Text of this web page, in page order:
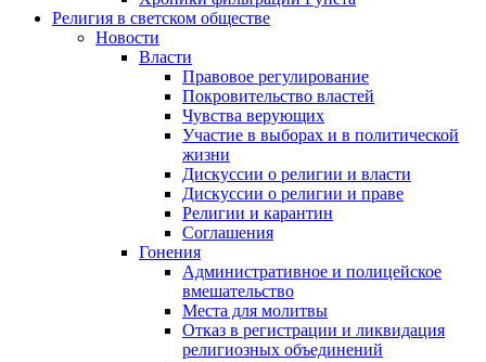
Религия в светском обществе
Новости
Власти
Правовое регулирование
Покровительство властей
Чувства верующих
Участие в выборах и в политической
жизни
Дискуссии о религии и власти
Дискуссии о религии и праве
Религии и карантин
Соглашения
Гонения
Административное и полицейское
вмешательство
Места для молитвы
Отказ в регистрации и ликвидация
религиозных объединений